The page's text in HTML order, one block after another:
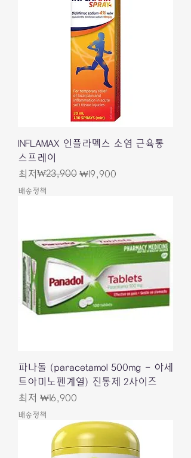
INFLAMAX 인플라멕스 소염 근육통
스프레이
최저
일반가₩23,900 ₩19,900
할인가
배송정책
파나돌 (paracetamol 500mg - 아세
트아미노펜계열) 진통제 2사이즈
최저 ₩16,900
할인가
배송정책